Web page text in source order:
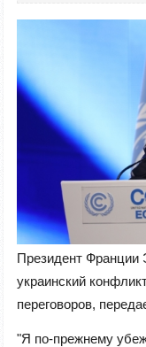
Президент Франции
украинский
переговоров,
"Я по-прежнему